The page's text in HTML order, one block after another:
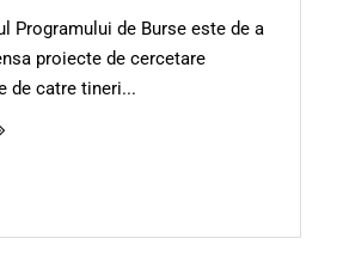
Programului de Burse este de a
proiecte de cercetare
de catre tineri...